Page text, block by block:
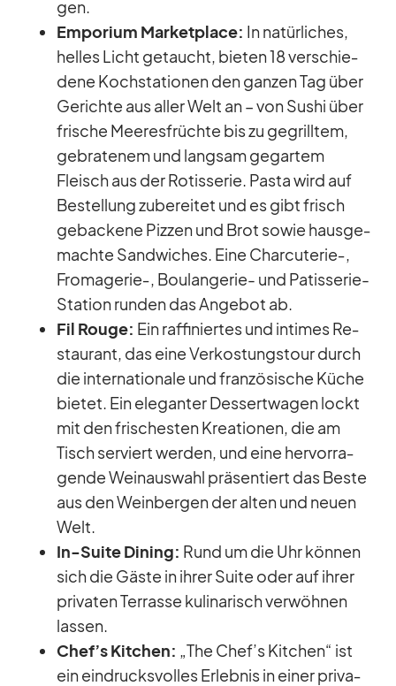
gen.
Em­po­rium Mar­ket­place: In na­tür­li­ches,
hel­les Licht ge­taucht, bie­ten 18 ver­schie­
dene Koch­sta­tio­nen den gan­zen Tag über
Ge­richte aus al­ler Welt an – von Su­shi über
fri­sche Mee­res­früchte bis zu ge­grill­tem,
ge­bra­te­nem und lang­sam ge­gar­tem
Fleisch aus der Ro­tis­se­rie. Pasta wird auf
Be­stel­lung zu­be­rei­tet und es gibt frisch
ge­ba­ckene Piz­zen und Brot so­wie haus­ge­
machte Sand­wi­ches. Eine Charcuterie‑,
Fromagerie‑, Bou­lan­ge­rie- und Pa­tis­se­rie-
Sta­tion run­den das An­ge­bot ab.
Fil Rouge: Ein raf­fi­nier­tes und in­ti­mes Re­
stau­rant, das eine Ver­kos­tungs­tour durch
die in­ter­na­tio­nale und fran­zö­si­sche Kü­che
bie­tet. Ein ele­gan­ter Des­sert­wa­gen lockt
mit den fri­sches­ten Krea­tio­nen, die am
Tisch ser­viert wer­den, und eine her­vor­ra­
gende Wein­aus­wahl prä­sen­tiert das Beste
aus den Wein­ber­gen der al­ten und neuen
Welt.
In-Suite Di­ning: Rund um die Uhr kön­nen
sich die Gäste in ih­rer Suite oder auf ih­rer
pri­va­ten Ter­rasse ku­li­na­risch ver­wöh­nen
las­sen.
Chef’s Kit­chen: „The Chef’s Kit­chen“ ist
ein ein­drucks­vol­les Er­leb­nis in ei­ner pri­va­